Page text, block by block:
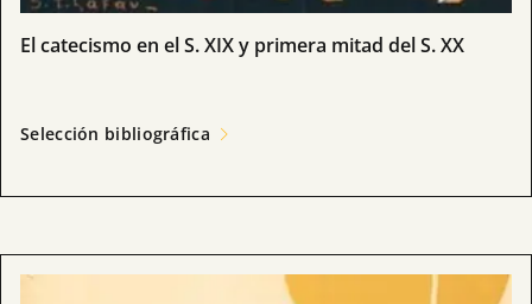
El catecismo en el S. XIX y primera mitad del S. XX
Selección bibliográfica